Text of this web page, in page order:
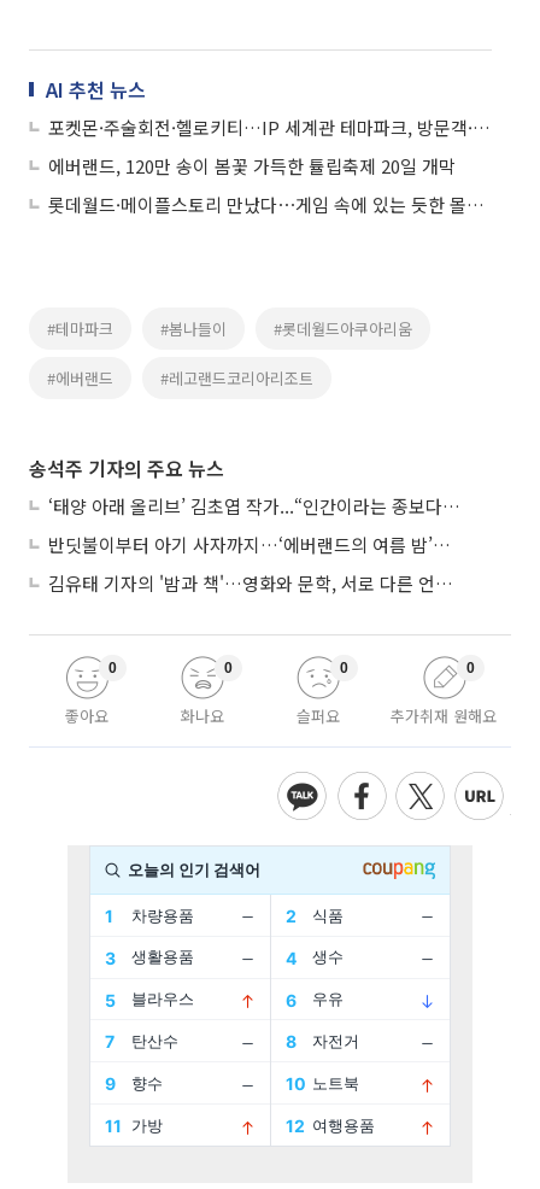
AI 추천 뉴스
포켓몬·주술회전·헬로키티…IP 세계관 테마파크, 방문객·매출 동반 급증
에버랜드, 120만 송이 봄꽃 가득한 튤립축제 20일 개막
롯데월드·메이플스토리 만났다⋯게임 속에 있는 듯한 몰입형 콘텐츠 눈길
#테마파크 #봄나들이 #롯데월드아쿠아리움
#에버랜드 #레고랜드코리아리조트
송석주 기자의 주요 뉴스
‘태양 아래 올리브’ 김초엽 작가...“인간이라는 종보다 설명하기 어려운 한 사람을 쓰고 싶었다”
반딧불이부터 아기 사자까지…‘에버랜드의 여름 밤’이 기다려지는 이유
김유태 기자의 '밤과 책'…영화와 문학, 서로 다른 언어를 읽다
좋아요
0
화나요
0
슬퍼요
0
추가취재 원해요
0